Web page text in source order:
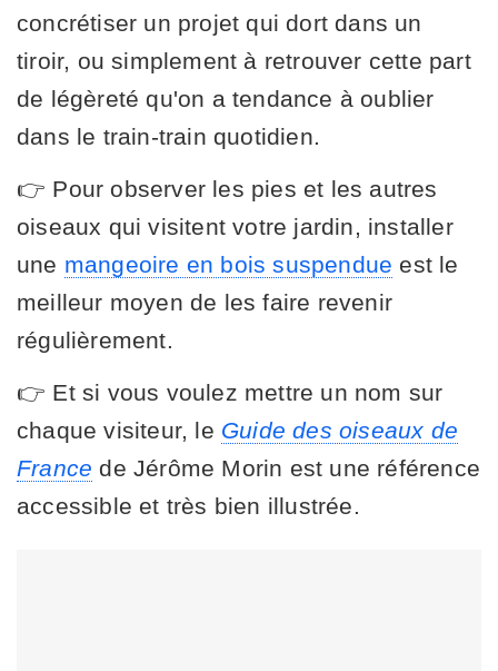
concrétiser un projet qui dort dans un
tiroir, ou simplement à retrouver cette part
de légèreté qu'on a tendance à oublier
dans le train-train quotidien.
👉 Pour observer les pies et les autres
oiseaux qui visitent votre jardin, installer
une mangeoire en bois suspendue est le
meilleur moyen de les faire revenir
régulièrement.
👉 Et si vous voulez mettre un nom sur
chaque visiteur, le Guide des oiseaux de
France de Jérôme Morin est une référence
accessible et très bien illustrée.